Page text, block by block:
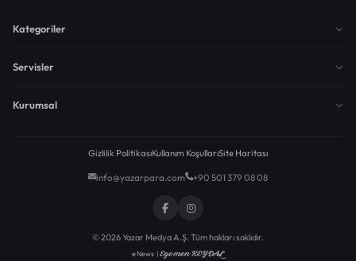
Kategoriler
Servisler
Kurumsal
Gizlilik PolitikasıKullanım KoşullarıSite Haritası
info@yazarpara.com +90 501 379 08 08
© 2026 Yazar Medya A.Ş. Tüm hakları saklıdır.
eNews |Egemen KEYDAL